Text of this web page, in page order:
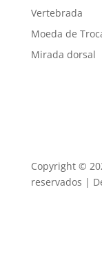
Vertebrada
Moeda de
Mirada dorsal
Copyright ©
reservados |